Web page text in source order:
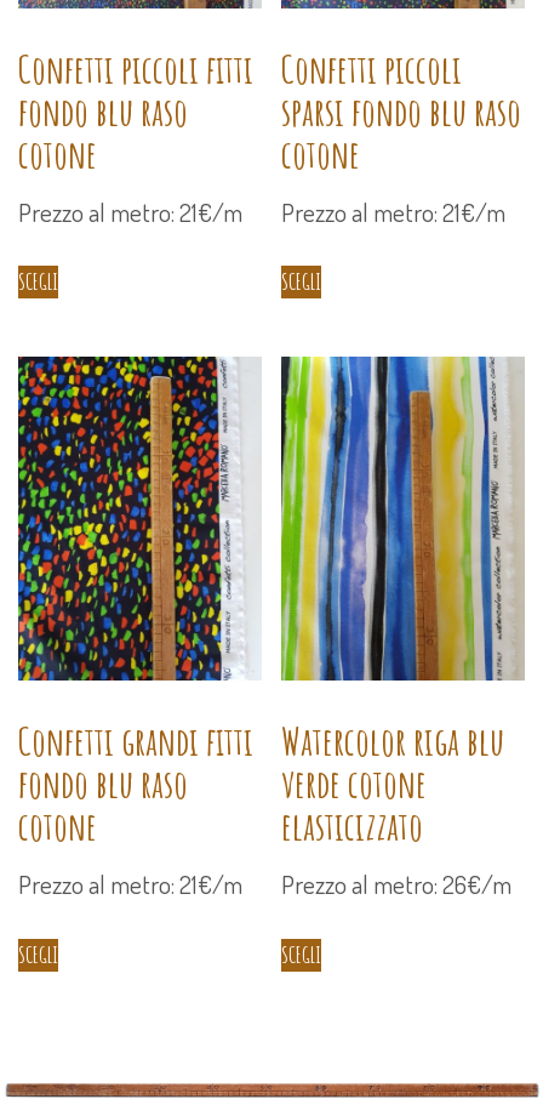
Confetti piccoli fitti
fondo blu raso
cotone
Prezzo al metro: 21€/m
SCEGLI
Confetti piccoli
sparsi fondo blu raso
cotone
Prezzo al metro: 21€/m
SCEGLI
Confetti grandi fitti
fondo blu raso
cotone
Prezzo al metro: 21€/m
SCEGLI
Watercolor riga blu
verde cotone
elasticizzato
Prezzo al metro: 26€/m
SCEGLI